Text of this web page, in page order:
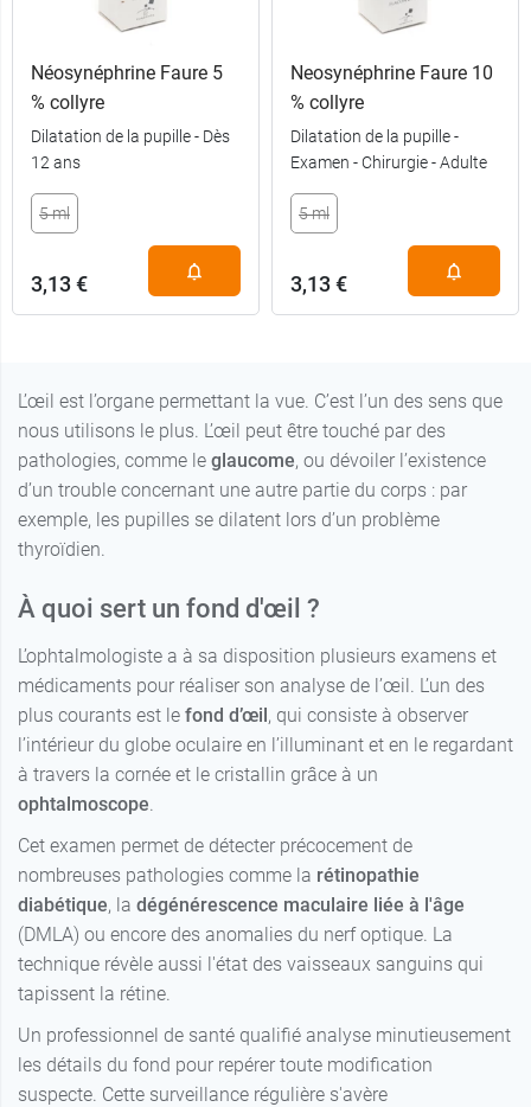
3,49 €
par 20
Néosynéphrine Faure 5
% collyre
Dilatation de la pupille - Dès
12 ans
5 ml
3,13 €
Neosynéphrine Faure 10
% collyre
Dilatation de la pupille -
Examen - Chirurgie - Adulte
5 ml
3,13 €
L’œil est l’organe permettant la vue. C’est l’un des sens que
nous utilisons le plus. L’œil peut être touché par des
pathologies, comme le glaucome, ou dévoiler l’existence
d’un trouble concernant une autre partie du corps : par
exemple, les pupilles se dilatent lors d’un problème
thyroïdien.
À quoi sert un fond d'œil ?
L’ophtalmologiste a à sa disposition plusieurs examens et
médicaments pour réaliser son analyse de l’œil. L’un des
plus courants est le fond d’œil, qui consiste à observer
l’intérieur du globe oculaire en l’illuminant et en le regardant
à travers la cornée et le cristallin grâce à un
ophtalmoscope
Cet examen permet de détecter précocement de
nombreuses pathologies comme la rétinopathie
diabétique, la dégénérescence maculaire liée à l'âge
(DMLA) ou encore des anomalies du nerf optique. La
technique révèle aussi l'état des vaisseaux sanguins qui
tapissent la rétine.
Un professionnel de santé qualifié analyse minutieusement
les détails du fond pour repérer toute modification
suspecte. Cette surveillance régulière s'avère